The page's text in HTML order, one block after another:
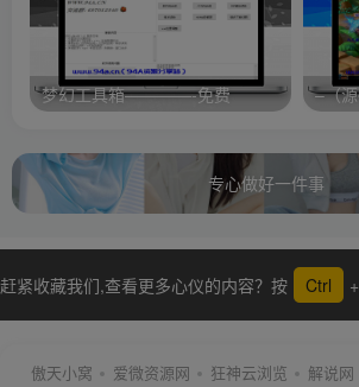
梦幻工具箱————-免费
专心做好一件事
赶紧收藏我们,查看更多心仪的内容？按 Ctrl +
傲天小窝 爱微资源网 狂神云浏览 解说网